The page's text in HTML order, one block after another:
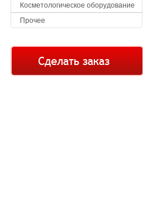
Косметологическое оборудование
Прочее